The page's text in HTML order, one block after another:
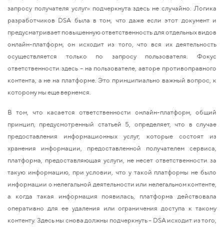
запросу получателя услуг» подчеркнута здесь не случайно. Логика
разработчиков DSA была в том, что даже если этот документ и
предусматривает повышенную ответственность для отдельных видов
онлайн-платформ, он исходит из того, что вся их деятельность
осуществляется только по запросу пользователя. Фокус
ответственности здесь – на пользователе, авторе противоправного
контента, а не на платформе. Это принципиально важный вопрос, к
которому мы еще вернемся.
В том, что касается ответственности онлайн-платформ, общий
принцип, предусмотренный статьей 5, определяет, что в случае
предоставления информационных услуг, которые состоят из
хранения информации, предоставленной получателем сервиса,
платформа, предоставляющая услуги, не несет ответственности за
такую информацию, при условии, что у такой платформы не было
информации о нелегальной деятельности или нелегальном контенте,
а когда такая информация появилась, платформа действовала
оперативно для ее удаления или ограничения доступа к такому
контенту. Здесь мы снова должны подчеркнуть – DSA исходит из того,